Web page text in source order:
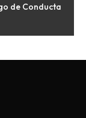
de Conducta